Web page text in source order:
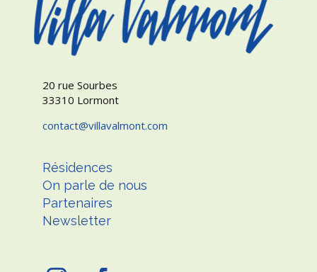
20 rue Sourbes
33310 Lormont
contact
villavalmont.com
Résidences
On parle de nous
Partenaires
Newsletter